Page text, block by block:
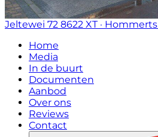
Jeltewei 72 8622 XT · Hommerts
Home
Media
In de buurt
Documenten
Aanbod
Over ons
Reviews
Contact